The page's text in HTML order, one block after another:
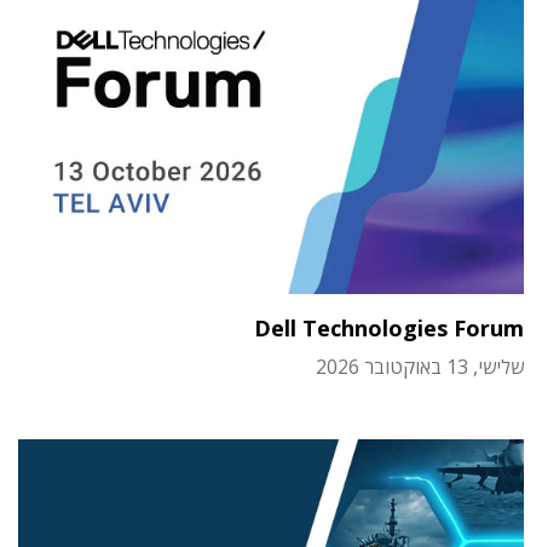
Dell Technologies Forum
שלישי, 13 באוקטובר 2026